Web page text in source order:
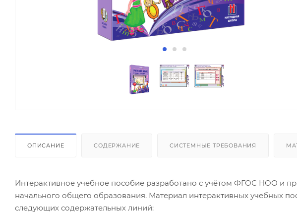
ОПИСАНИЕ СОДЕРЖАНИЕ СИСТЕМНЫЕ ТРЕБОВАНИЯ
Интерактивное учебное пособие разработано с учётом ФГОС НОО и
начального общего образования. Материал интерактивных учебных
следующих содержательных линий: